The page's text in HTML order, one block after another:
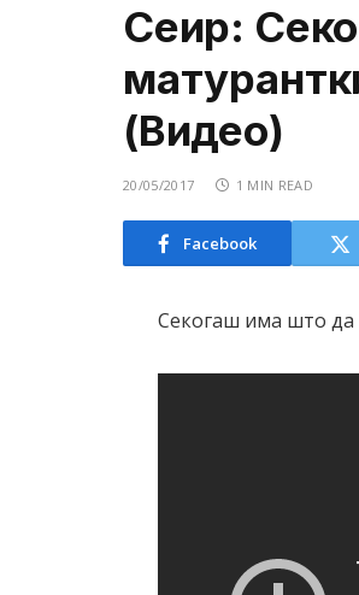
Сеир:
(Видео)
20/05/2017 1 MIN READ
Facebook
Секогаш има што да